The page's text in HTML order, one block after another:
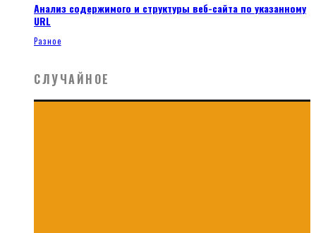
Анализ содержимого и структуры веб-сайта по указанному
URL
Разное
СЛУЧАЙНОЕ